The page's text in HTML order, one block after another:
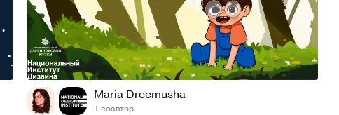
34 645
Maria Dreemusha
1 соавтор